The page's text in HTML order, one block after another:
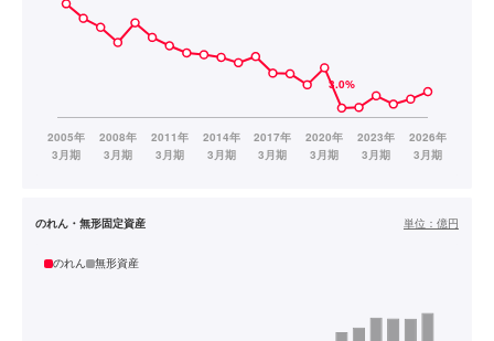
のれん・無形固定資産 単位： 億円
のれん 無形資産